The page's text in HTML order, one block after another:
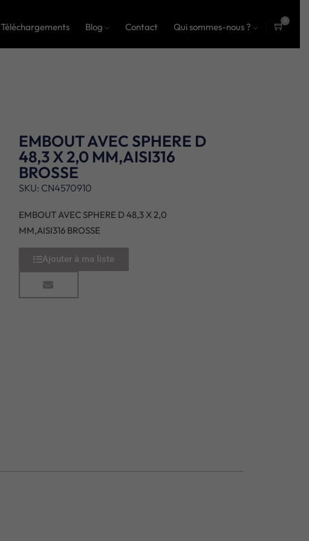
Téléchargements Blog Contact Qui sommes-nous ?
0
EMBOUT AVEC SPHERE D
48,3 X 2,0 MM,AISI316
BROSSE
SKU: CN4570910
EMBOUT AVEC SPHERE D 48,3 X 2,0
MM,AISI316 BROSSE
Ajouter à ma liste